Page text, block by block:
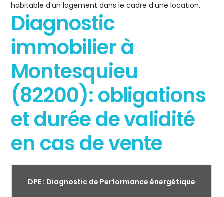
habitable d’un logement dans le cadre d’une location.
Diagnostic
immobilier à
Montesquieu
(82200): obligations
et durée de validité
en cas de vente
DPE : Diagnostic de Performance énergétique